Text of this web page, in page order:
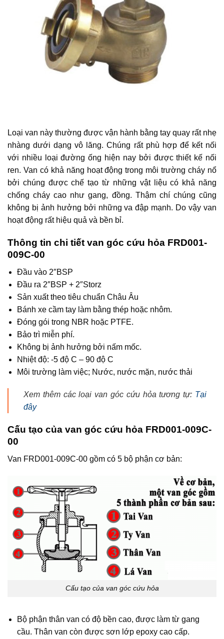
Loại van này thường được vận hành bằng tay quay rất nhẹ
nhàng dưới dạng vô lăng. Chúng rất phù hợp để kết nối
với nhiều loại đường ống hiện nay bởi được thiết kế nối
ren. Van có khả năng hoạt động trong môi trường cháy nổ
bởi chúng được chế tạo từ những vật liệu có khả năng
chống cháy cao như gang, đồng. Thậm chí chúng cũng
không bị ảnh hưởng bởi những va đập mạnh. Do vậy van
hoạt động rất hiệu quả và bền bỉ.
Thông tin chi tiết van góc cứu hỏa FRD001-
009C-00
Đầu vào 2″BSP
Đầu ra 2″BSP + 2″Storz
Sản xuất theo tiêu chuẩn Châu Âu
Bánh xe cầm tay làm bằng thép hoặc nhôm.
Đóng gói trong NBR hoặc PTFE.
Bảo trì miễn phí.
Không bị ảnh hưởng bởi nấm mốc.
Nhiệt độ: -5 độ C – 90 độ C
Môi trường làm việc; Nước, nước mặn, nước thải
Xem thêm các loại van góc cứu hỏa tương tự: Tại
đây
Cấu tạo của van góc cứu hỏa FRD001-009C-
00
Van FRD001-009C-00 gồm có 5 bộ phận cơ bản:
Cấu tạo của van góc cứu hỏa
Bộ phận thân van có độ bền cao, được làm từ gang
cầu. Thân van còn được sơn lớp epoxy cao cấp.